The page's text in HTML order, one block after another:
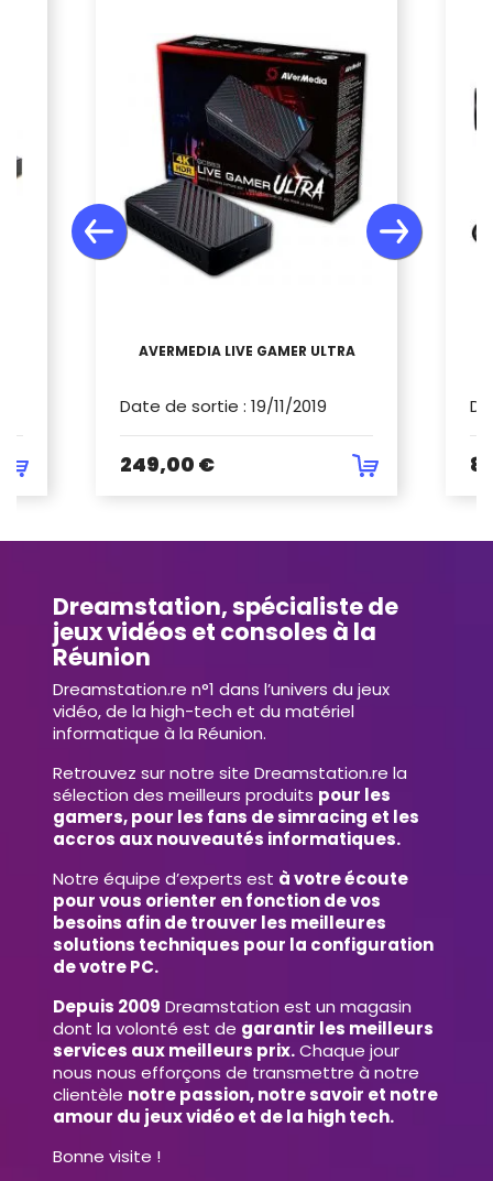
AVERMEDIA LIVE GAMER ULTRA
Date de sortie : 19/11/2019
249,00 €
Dreamstation, spécialiste de
jeux vidéos et consoles à la
Réunion
Dreamstation.re n°1 dans l’univers du jeux
vidéo, de la high-tech et du matériel
informatique à la Réunion.
Retrouvez sur notre site Dreamstation.re la
sélection des meilleurs produits pour les
gamers, pour les fans de simracing et les
accros aux nouveautés informatiques.
Notre équipe d’experts est à votre écoute
pour vous orienter en fonction de vos
besoins afin de trouver les meilleures
solutions techniques pour la configuration
de votre PC.
Depuis 2009 Dreamstation est un magasin
dont la volonté est de garantir les meilleurs
services aux meilleurs prix.Chaque jour
nous nous efforçons de transmettre à notre
clientèle notre passion, notre savoir et notre
amour du jeux vidéo et de la high tech.
Bonne visite !